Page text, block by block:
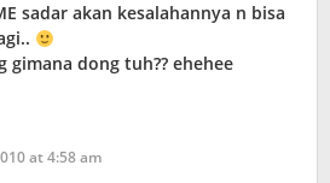
sadar akan kesalahannya n bisa
gimana dong tuh?? ehehee
at 4:58 am